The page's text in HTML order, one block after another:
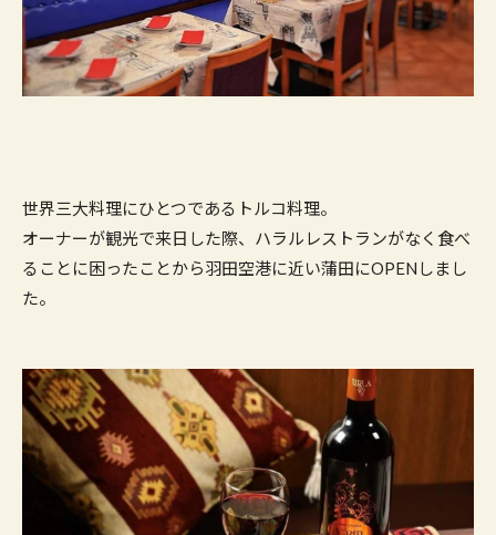
世界三大料理にひとつであるトルコ料理。
オーナーが観光で来日した際、ハラルレストランがなく食べ
ることに困ったことから羽田空港に近い蒲田にOPENしまし
た。